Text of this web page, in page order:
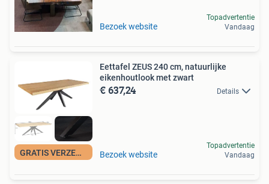
Bezoek website
Topadvertentie
Vandaag
GRATIS VERZENDING
Eettafel ZEUS 240 cm, natuurlijke
eikenhoutlook met zwart
€ 637,24 Details
Bezoek website
Topadvertentie
Vandaag